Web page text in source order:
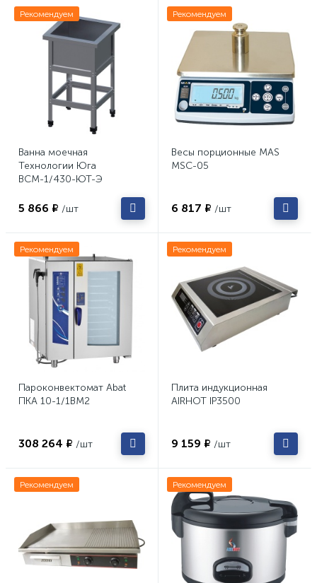
Рекомендуем
Ванна моечная
Технологии Юга
ВСМ-1/430-ЮТ-Э
5 866 ₽ /шт
Рекомендуем
Весы порционные MAS
MSC-05
6 817 ₽ /шт
Рекомендуем
Пароконвектомат Abat
ПКА 10-1/1ВМ2
308 264 ₽ /шт
Рекомендуем
Плита индукционная
AIRHOT IP3500
9 159 ₽ /шт
Рекомендуем Рекомендуем